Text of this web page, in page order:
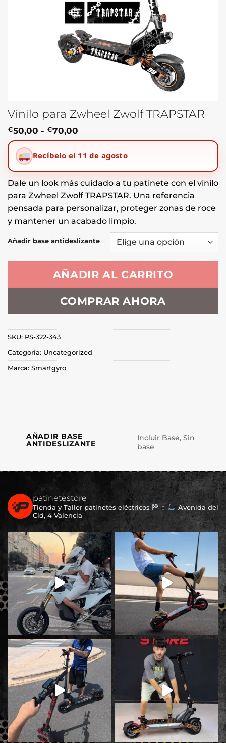
Vinilo para Zwheel Zwolf TRAPSTAR
€50,00 - €70,00
de
desde
hasta
€70,00
Recíbelo el 11 de agosto
Dale un look más cuidado a tu patinete con el vinilo
para Zwheel Zwolf TRAPSTAR. Una referencia
pensada para personalizar, proteger zonas de roce
y mantener un acabado limpio.
Añadir base antideslizante
AÑADIR AL CARRITO
COMPRAR AHORA
SKU: PS-322-343
Categoría: Uncategorized
Marca: Smartgyro
AÑADIR BASE
ANTIDESLIZANTE
Incluir Base, Sin
base
patinetestore_
Tienda y Taller patinetes eléctricos
Avenida del
Cid, 4 Valencia